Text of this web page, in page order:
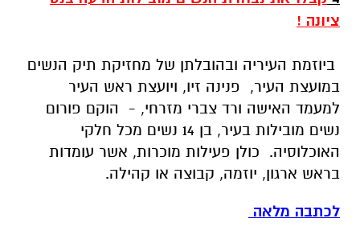
ציונה !
ביוזמת העיריה ובהובלתן של מחזיקת תיק הנשים
במועצת העיר, פנינה זיו, ויועצת ראש העיר
למעמד האישה ורד צברי מזרחי, - הוקם פורום
נשים מובילות בעיר, בן 14 נשים מכל חלקי
האוכלוסיה. כולן פעילות מוכרות, אשר עומדות
בראש ארגון, יוזמה, קבוצה או קהילה.
לכתבה מלאה